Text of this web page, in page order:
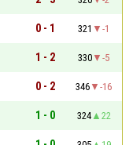
0 - 1 321
-1
1 - 2 330
-5
0 - 2 346
-16
1 - 0 324
22